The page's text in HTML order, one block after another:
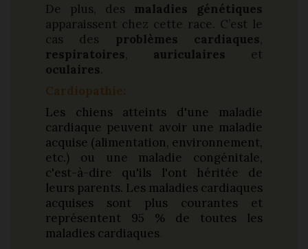
De plus, des maladies génétiques
apparaissent chez cette race. C’est le
cas des problèmes cardiaques,
respiratoires, auriculaires et
oculaires.
Cardiopathie:
Les chiens atteints d'une maladie
cardiaque peuvent avoir une maladie
acquise (alimentation, environnement,
etc.) ou une maladie congénitale,
c'est-à-dire qu'ils l'ont héritée de
leurs parents. Les maladies cardiaques
acquises sont plus courantes et
représentent 95 % de toutes les
maladies cardiaques